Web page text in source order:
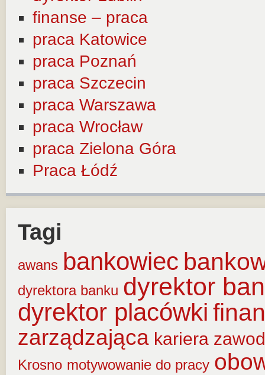
finanse – praca
praca Katowice
praca Poznań
praca Szczecin
praca Warszawa
praca Wrocław
praca Zielona Góra
Praca Łódź
Tagi
awans bankowiec
dyrektora banku dyrektor
dyrektor placówki
zarządzająca kariera
Krosno motywowanie do pracy